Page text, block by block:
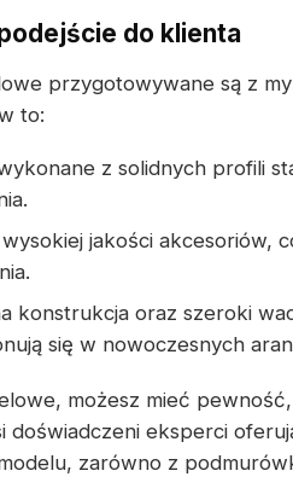
do klienta
przygotowywane są z
to:
z solidnych profili
jakości akcesoriów,
konstrukcja oraz szeroki
się w nowoczesnych
możesz mieć
doświadczeni eksperci
zarówno z